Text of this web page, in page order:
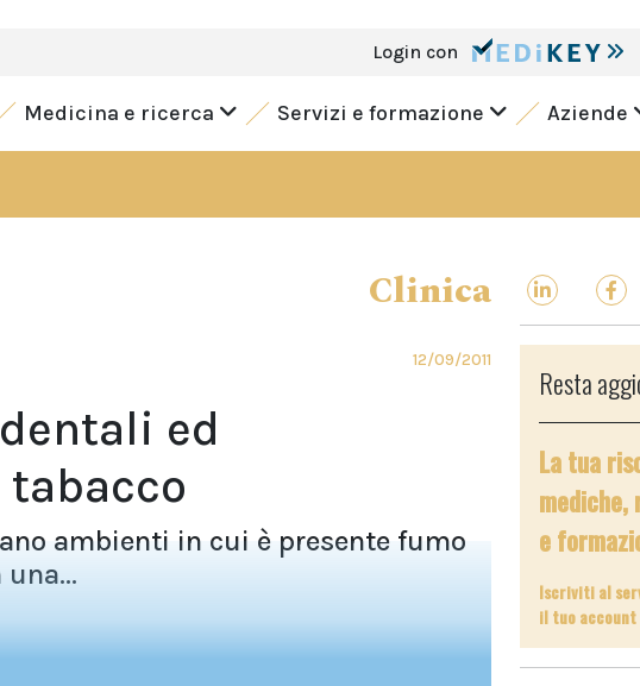
Login con
Medicina e ricerca Servizi e formazione Aziende
Clinica
12/09/2011
ed
ambienti in cui è presente fumo
Resta
La tua
e
Iscriviti al
il tuo account